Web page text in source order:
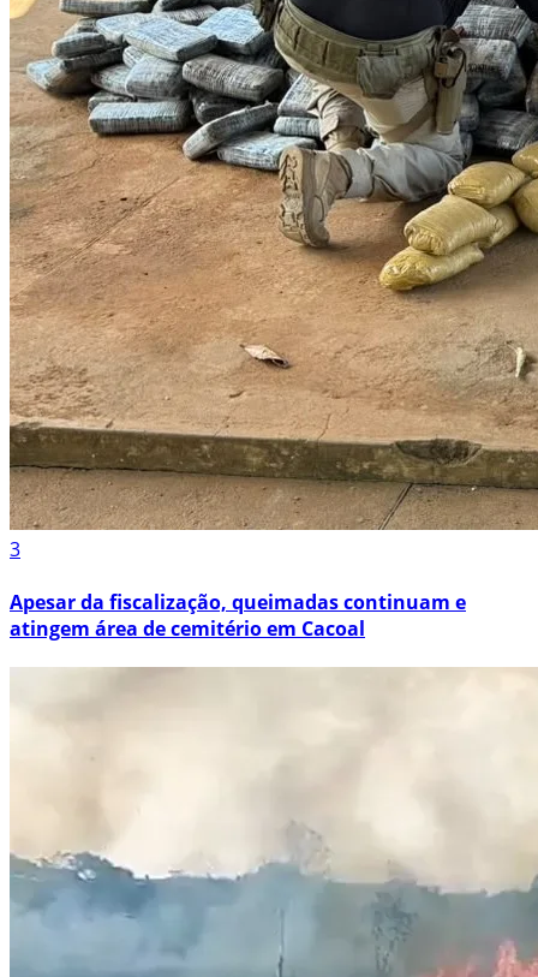
3
Apesar da fiscalização, queimadas continuam e
atingem área de cemitério em Cacoal